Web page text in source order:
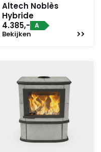
Altech Noblès
Hybride
4.385,- A
Bekijken